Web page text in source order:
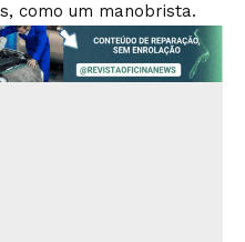
como um manobrista.